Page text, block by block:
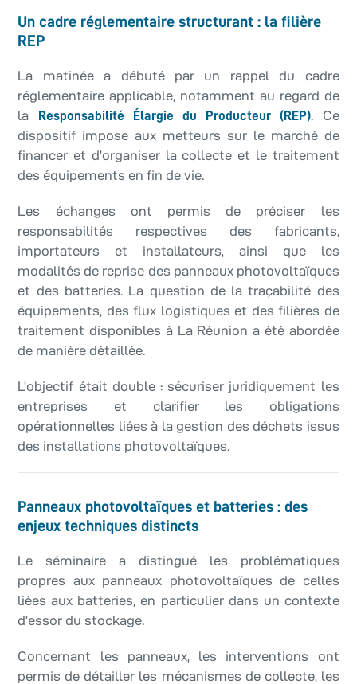
Un cadre réglementaire structurant : la filière
REP
La matinée a débuté par un rappel du cadre
réglementaire applicable, notamment au regard de
la
Responsabilité Élargie du Producteur (REP). Ce
dispositif impose aux metteurs sur le marché de
financer et d’organiser la collecte et le traitement
des équipements en fin de vie.
Les échanges ont permis de préciser les
responsabilités respectives des fabricants,
importateurs et installateurs, ainsi que les
modalités de reprise des panneaux photovoltaïques
et des batteries. La question de la traçabilité des
équipements, des flux logistiques et des filières de
traitement disponibles à La Réunion a été abordée
de manière détaillée.
L’objectif était double : sécuriser juridiquement les
entreprises et clarifier les obligations
opérationnelles liées à la gestion des déchets issus
des installations photovoltaïques.
Panneaux photovoltaïques et batteries : des
enjeux techniques distincts
Le séminaire a distingué les problématiques
propres aux panneaux photovoltaïques de celles
liées aux batteries, en particulier dans un contexte
d’essor du stockage.
Concernant les panneaux, les interventions ont
permis de détailler les mécanismes de collecte, les